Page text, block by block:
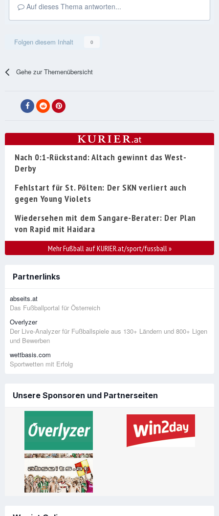
Auf dieses Thema antworten...
Folgen diesem Inhalt 0
Gehe zur Themenübersicht
Nach 0:1-Rückstand: Altach gewinnt das West-
Derby
Fehlstart für St. Pölten: Der SKN verliert auch
gegen Young Violets
Wiedersehen mit dem Sangare-Berater: Der Plan
von Rapid mit Haidara
Mehr Fußball auf KURIER.at/sport/fussball»
Partnerlinks
abseits.at
Das Fußballportal für Österreich
Overlyzer
Der Live-Analyzer für Fußballspiele aus 130+ Ländern und 800+ Ligen
und Bewerben
wettbasis.com
Sportwetten mit Erfolg
Unsere Sponsoren und Partnerseiten